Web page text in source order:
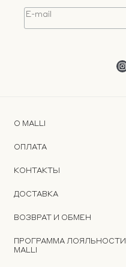
О MALLI
ОПЛАТА
КОНТАКТЫ
ДОСТАВКА
ВОЗВРАТ И ОБМЕН
ПРОГРАММА ЛОЯЛЬНОСТИ
MALLI